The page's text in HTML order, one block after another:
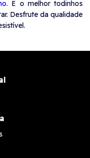
. E o melhor todinhos
Desfrute da qualidade